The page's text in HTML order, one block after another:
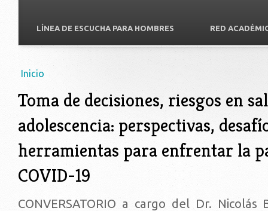
LÍNEA DE ESCUCHA PARA HOMBRES RED
Usted está aquí
Inicio
Toma de decisiones, riesgos en
adolescencia: perspectivas,
herramientas para enfrentar la
COVID-19
CONVERSATORIO a cargo del Dr.